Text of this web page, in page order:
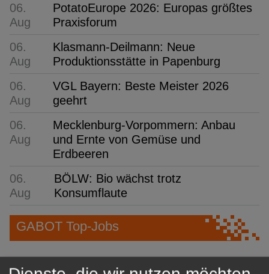
06.
Aug
PotatoEurope 2026: Europas größtes
Praxisforum
06.
Aug
Klasmann-Deilmann: Neue
Produktionsstätte in Papenburg
06.
Aug
VGL Bayern: Beste Meister 2026
geehrt
06.
Aug
Mecklenburg-Vorpommern: Anbau
und Ernte von Gemüse und
Erdbeeren
06.
Aug
BÖLW: Bio wächst trotz
Konsumflaute
GABOT Top-Jobs